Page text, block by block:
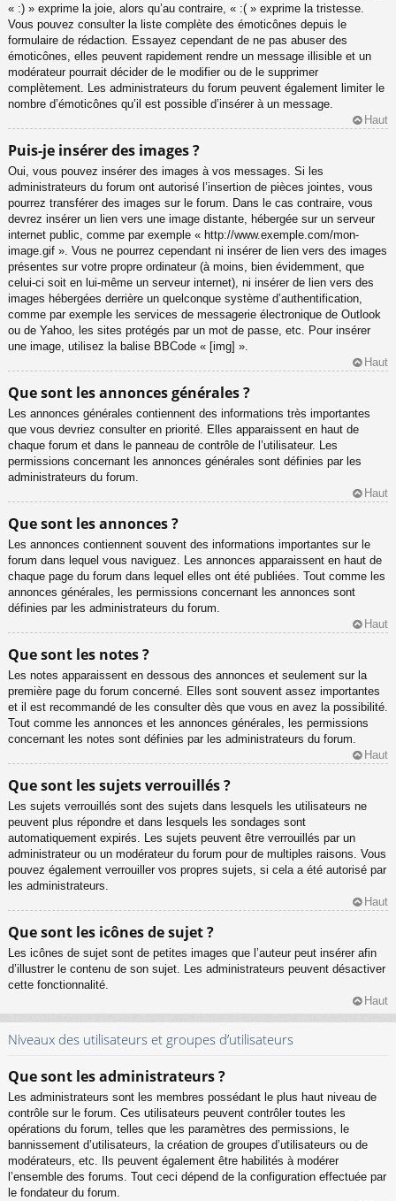
« :) » exprime la joie, alors qu’au contraire, « :( » exprime la tristesse.
Vous pouvez consulter la liste complète des émoticônes depuis le
formulaire de rédaction. Essayez cependant de ne pas abuser des
émoticônes, elles peuvent rapidement rendre un message illisible et un
modérateur pourrait décider de le modifier ou de le supprimer
complètement. Les administrateurs du forum peuvent également limiter le
nombre d’émoticônes qu’il est possible d’insérer à un message.
Haut
Puis-je insérer des images ?
Oui, vous pouvez insérer des images à vos messages. Si les
administrateurs du forum ont autorisé l’insertion de pièces jointes, vous
pourrez transférer des images sur le forum. Dans le cas contraire, vous
devrez insérer un lien vers une image distante, hébergée sur un serveur
internet public, comme par exemple « http://www.exemple.com/mon-
image.gif ». Vous ne pourrez cependant ni insérer de lien vers des images
présentes sur votre propre ordinateur (à moins, bien évidemment, que
celui-ci soit en lui-même un serveur internet), ni insérer de lien vers des
images hébergées derrière un quelconque système d’authentification,
comme par exemple les services de messagerie électronique de Outlook
ou de Yahoo, les sites protégés par un mot de passe, etc. Pour insérer
une image, utilisez la balise BBCode « [img] ».
Haut
Que sont les annonces générales ?
Les annonces générales contiennent des informations très importantes
que vous devriez consulter en priorité. Elles apparaissent en haut de
chaque forum et dans le panneau de contrôle de l’utilisateur. Les
permissions concernant les annonces générales sont définies par les
administrateurs du forum.
Haut
Que sont les annonces ?
Les annonces contiennent souvent des informations importantes sur le
forum dans lequel vous naviguez. Les annonces apparaissent en haut de
chaque page du forum dans lequel elles ont été publiées. Tout comme les
annonces générales, les permissions concernant les annonces sont
définies par les administrateurs du forum.
Haut
Que sont les notes ?
Les notes apparaissent en dessous des annonces et seulement sur la
première page du forum concerné. Elles sont souvent assez importantes
et il est recommandé de les consulter dès que vous en avez la possibilité.
Tout comme les annonces et les annonces générales, les permissions
concernant les notes sont définies par les administrateurs du forum.
Haut
Que sont les sujets verrouillés ?
Les sujets verrouillés sont des sujets dans lesquels les utilisateurs ne
peuvent plus répondre et dans lesquels les sondages sont
automatiquement expirés. Les sujets peuvent être verrouillés par un
administrateur ou un modérateur du forum pour de multiples raisons. Vous
pouvez également verrouiller vos propres sujets, si cela a été autorisé par
les administrateurs.
Haut
Que sont les icônes de sujet ?
Les icônes de sujet sont de petites images que l’auteur peut insérer afin
d’illustrer le contenu de son sujet. Les administrateurs peuvent désactiver
cette fonctionnalité.
Haut
Niveaux des utilisateurs et groupes d’utilisateurs
Que sont les administrateurs ?
Les administrateurs sont les membres possédant le plus haut niveau de
contrôle sur le forum. Ces utilisateurs peuvent contrôler toutes les
opérations du forum, telles que les paramètres des permissions, le
bannissement d’utilisateurs, la création de groupes d’utilisateurs ou de
modérateurs, etc. Ils peuvent également être habilités à modérer
l’ensemble des forums. Tout ceci dépend de la configuration effectuée par
le fondateur du forum.